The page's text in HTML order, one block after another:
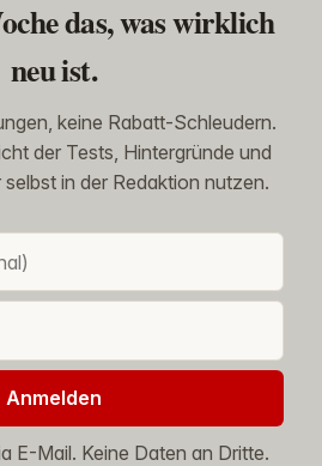
das, was wirklich
neu ist.
keine Rabatt-Schleudern.
der Tests, Hintergründe und
in der Redaktion nutzen.
Anmelden
E-Mail. Keine Daten an Dritte.